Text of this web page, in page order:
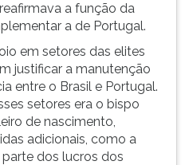
a função da
a de Portugal.
em setores das elites
justificar a manutenção
entre o Brasil e Portugal.
setores era o bispo
de nascimento,
adicionais, como a
dos lucros dos